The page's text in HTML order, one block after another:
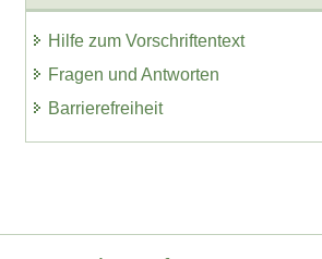
Hilfe zum Vorschriftentext
Fragen und Antworten
Barrierefreiheit